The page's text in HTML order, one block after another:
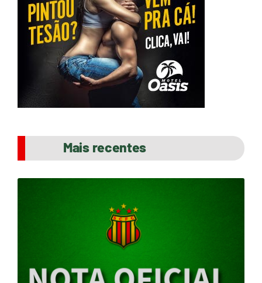
Mais recentes